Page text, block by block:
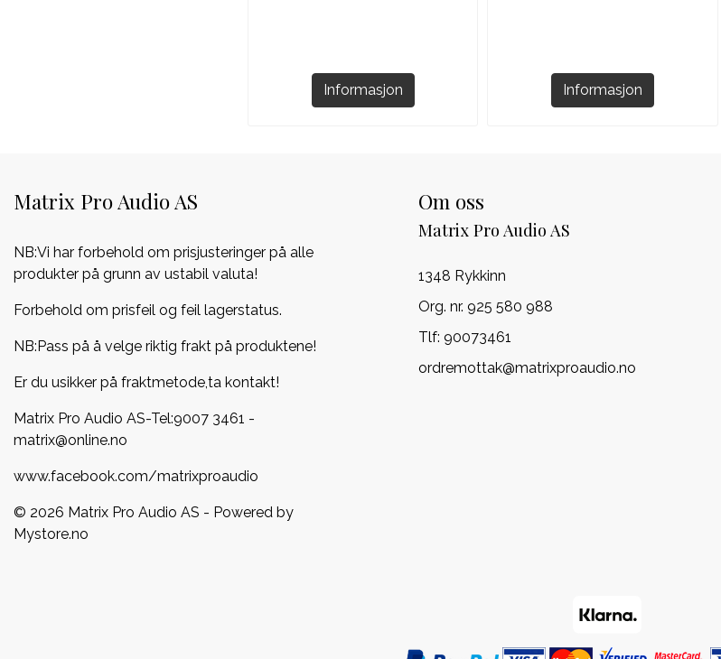
Informasjon Informasjon
Matrix Pro Audio AS
NB:Vi har forbehold om prisjusteringer på alle
produkter på grunn av ustabil valuta!
Forbehold om prisfeil og feil lagerstatus.
NB:Pass på å velge riktig frakt på produktene!
Er du usikker på fraktmetode,ta kontakt!
Matrix Pro Audio AS-Tel:9007 3461 -
matrix@online.no
www.facebook.com/matrixproaudio
© 2026 Matrix Pro Audio AS - Powered by
Mystore.no
Om oss
Matrix Pro Audio AS
1348 Rykkinn
Org. nr. 925 580 988
Tlf: 90073461
ordremottak@matrixproaudio.no